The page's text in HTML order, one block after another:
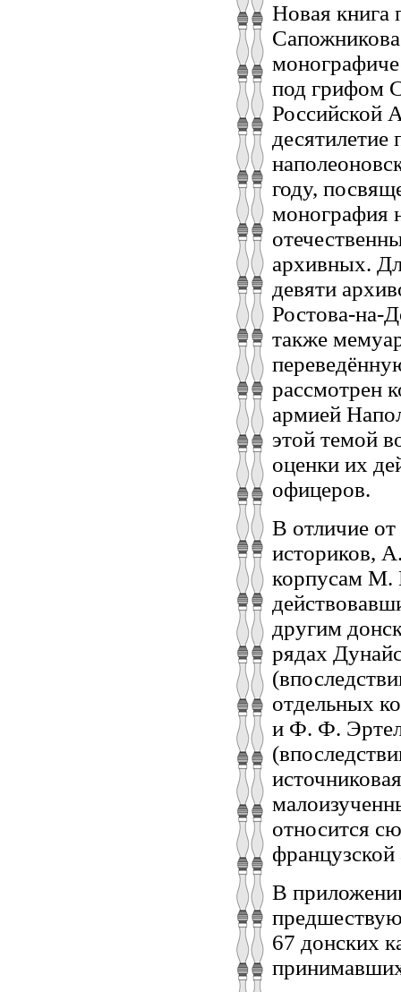
Новая книга
под грифом
Российской
десятилетие
году,
монография
архивных.
девяти
Ростова-на-
также
рассмотрен
армией
этой темой
оценки их
офицеров.
В отличие
историков,
корпусам М.
другим
рядах
отдельных
и Ф. Ф.
относится
В
67 донских